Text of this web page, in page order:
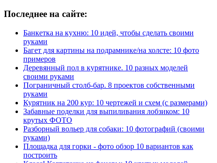
Последнее на сайте:
Банкетка на кухню: 10 идей, чтобы сделать своими
руками
Багет для картины на подрамнике/на холсте: 10 фото
примеров
Деревянный пол в курятнике. 10 разных моделей
своими руками
Пограничный столб-бар. 8 проектов собственными
руками
Курятник на 200 кур: 10 чертежей и схем (с размерами)
Забавные поделки для выпиливания лобзиком: 10
крутых ФОТО
Разборный вольер для собаки: 10 фотографий (своими
руками)
Площадка для горки - фото обзор 10 вариантов как
построить